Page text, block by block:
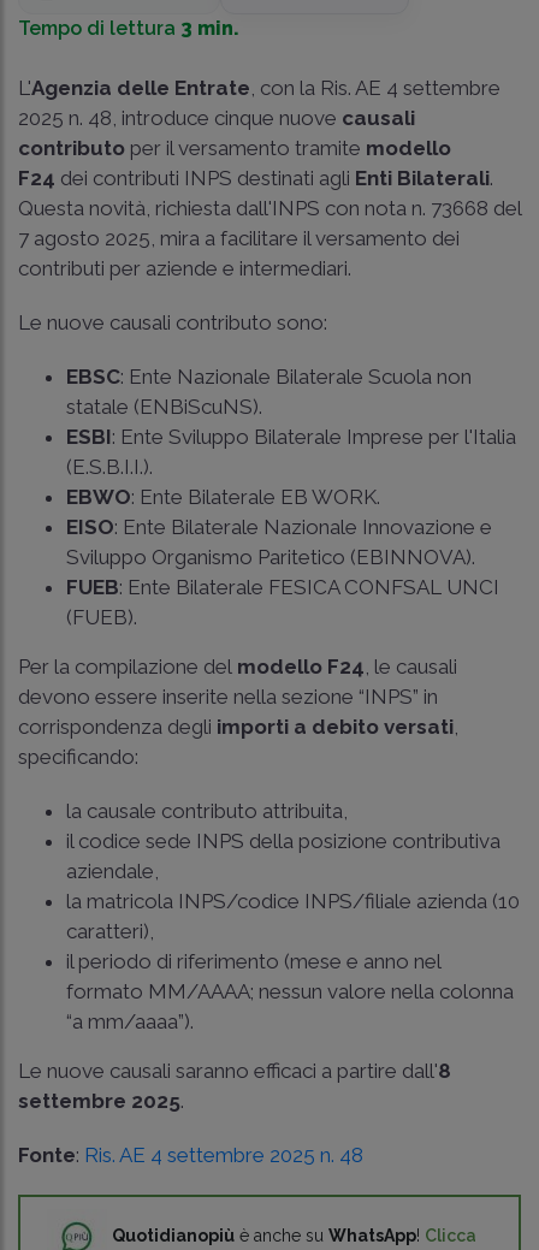
Tempo di lettura 3 min.
L'Agenzia delle Entrate , con la Ris. AE 4 settembre
2025 n. 48 , introduce cinque nuove causali
contributo per il versamento tramite modello
F24 dei contributi INPS destinati agli Enti Bilaterali.
Questa novità, richiesta dall'INPS con nota n. 73668 del
7 agosto 2025, mira a facilitare il versamento dei
contributi per aziende e intermediari.
Le nuove causali contributo sono:
EBSC: Ente Nazionale Bilaterale Scuola non
statale (ENBiScuNS).
ESBI: Ente Sviluppo Bilaterale Imprese per l'Italia
(E.S.B.I.I.).
EBWO: Ente Bilaterale EB WORK.
EISO: Ente Bilaterale Nazionale Innovazione e
Sviluppo Organismo Paritetico (EBINNOVA).
FUEB: Ente Bilaterale FESICA CONFSAL UNCI
(FUEB).
Per la compilazione del modello F24 , le causali
devono essere inserite nella sezione “INPS” in
corrispondenza degli importi a debito versati
specificando:
la causale contributo attribuita,
il codice sede INPS della posizione contributiva
aziendale,
la matricola INPS/codice INPS/filiale azienda (10
caratteri),
il periodo di riferimento (mese e anno nel
formato MM/AAAA; nessun valore nella colonna
“a mm/aaaa”).
Le nuove causali saranno efficaci a partire dall'8
settembre 2025.
Fonte: Ris. AE 4 settembre 2025 n. 48
Quotidianopiù è anche su WhatsApp! Clicca